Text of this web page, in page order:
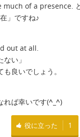
of a presence.
」ですね♪
out at all.
ない」
良いでしょう。
れば幸いです(^_^)
役に立った 1